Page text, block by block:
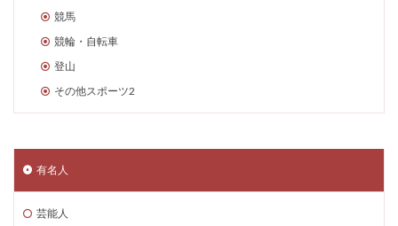
競馬
競輪・自転車
登山
その他スポーツ2
有名人
芸能人